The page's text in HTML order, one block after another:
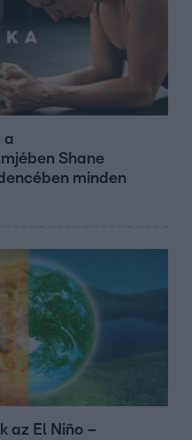
a
Shane
minden
az El Niño –